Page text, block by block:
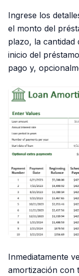
Ingrese los
el monto del
plazo, la
inicio del
pago y,
Inmediatamente
amortización con